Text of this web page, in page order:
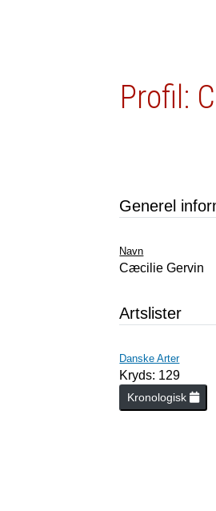
Profil:
Generel
Navn
Cæcilie Gervin
Artslister
Danske Arter
Kryds: 129
Kronologisk